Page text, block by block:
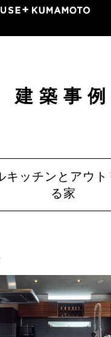
建築事例
キッチンとアウ
る家